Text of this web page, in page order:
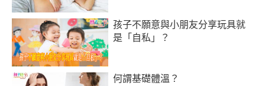
孩子不願意與小朋友分享玩具就
是「自私」？
何謂基礎體溫？